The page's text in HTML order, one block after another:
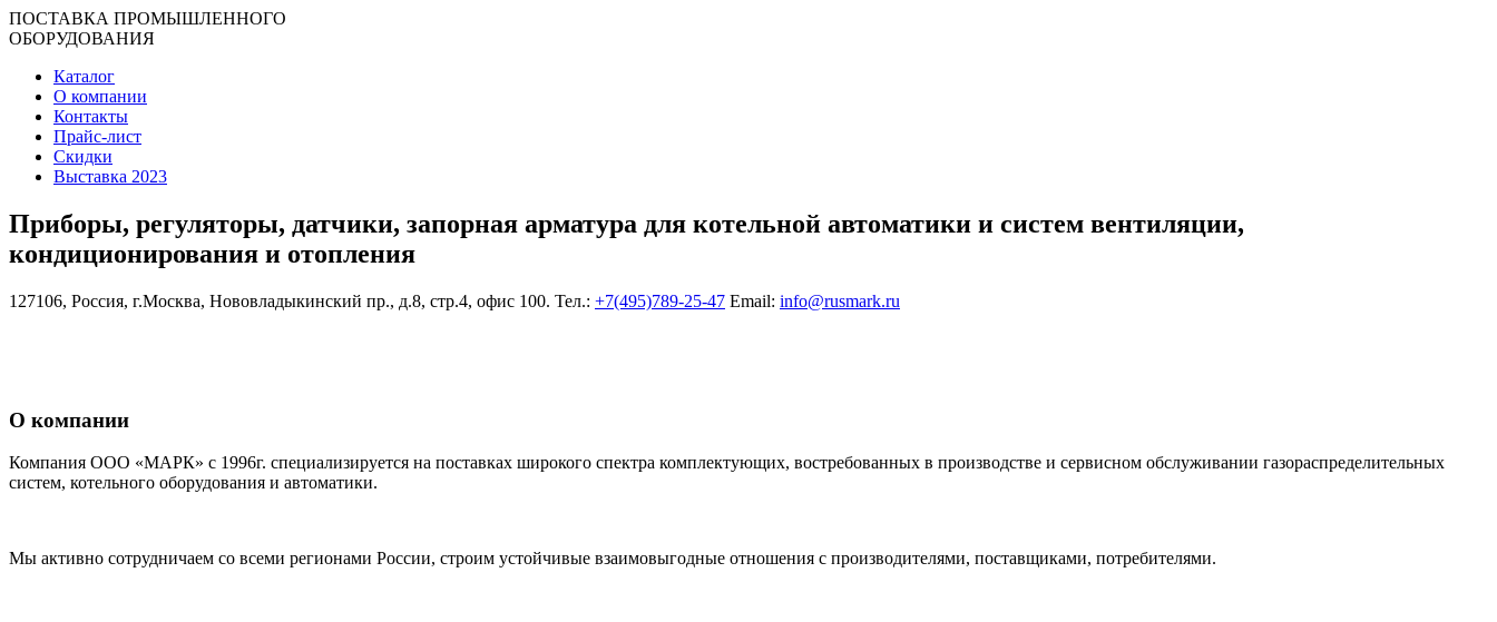
ПОСТАВКА ПРОМЫШЛЕННОГО
ОБОРУДОВАНИЯ
Каталог
О компании
Контакты
Прайс-лист
Скидки
Выставка 2023
Приборы, регуляторы, датчики, запорная арматура для котельной автоматики и систем вентиляции,
кондиционирования и отопления
127106, Россия, г.Москва, Нововладыкинский пр., д.8, стр.4, офис 100. Тел.: +7(495)789-25-47 Еmail: info@rusmark.ru
О компании
Компания ООО «МАРК» с 1996г. специализируется на поставках широкого спектра комплектующих, востребованных в производстве и сервисном обслуживании газораспределительных
систем, котельного оборудования и автоматики.
Мы активно сотрудничаем со всеми регионами России, строим устойчивые взаимовыгодные отношения с производителями, поставщиками, потребителями.